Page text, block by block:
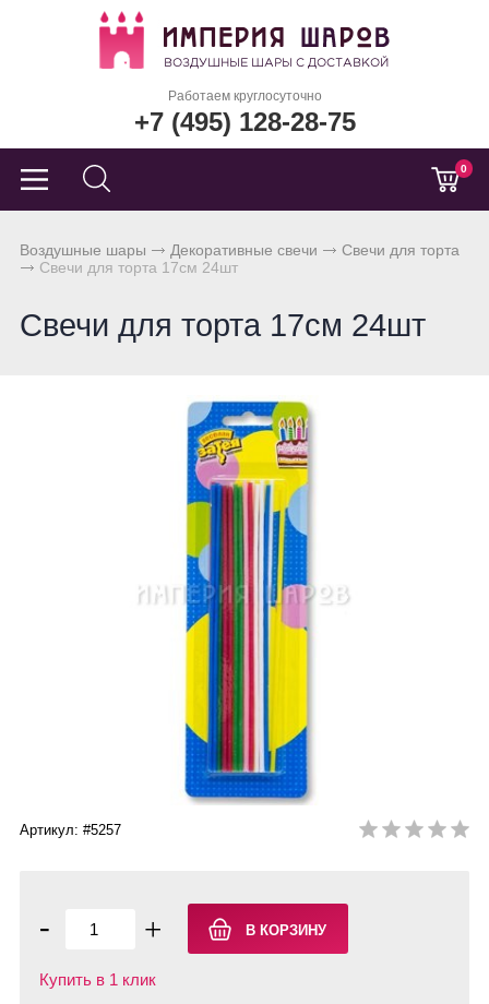
Работаем круглосуточно
+7 (495) 128-28-75
0
Воздушные шары Декоративные свечи
Свечи для торта
Свечи для торта 17см 24шт
Свечи для торта 17см 24шт
Артикул: #5257
- +
Купить в 1 клик